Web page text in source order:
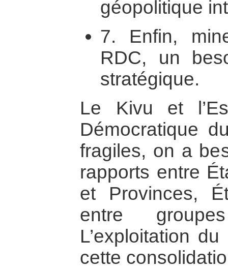
géopolitique
7. Enfin,
RDC, un
stratégique.
Le Kivu et
Démocratique
fragiles, on a
rapports entre
et Provinces,
entre
L’exploitation
cette